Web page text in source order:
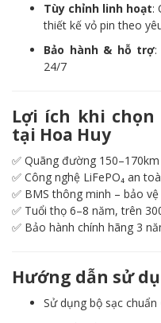
Tùy chỉnh linh hoạt:
thiết kế vỏ pin theo
Bảo hành & hỗ trợ
24/7
Lợi ích khi chọn
tại Hoa Huy
✅ Quãng đường
✅ Công nghệ LiFePO₄ an
✅ BMS thông minh – bảo
✅ Tuổi thọ 6–8 năm, trên
✅ Bảo hành chính hãng 3
Hướng dẫn sử
Sử dụng bộ sạc chuẩn